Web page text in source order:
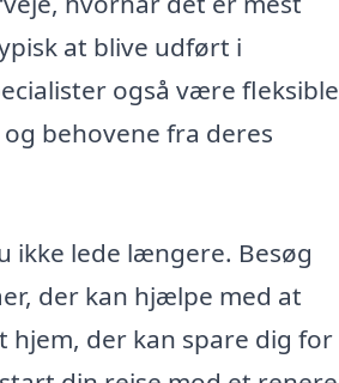
at blive udført i
også være fleksible
behovene fra deres
ikke lede længere. Besøg
der kan hjælpe med at
hjem, der kan spare dig for